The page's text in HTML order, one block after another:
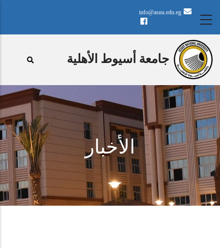
إلى
الرئيسي
info@asnu.edu.eg
جامعة أسيوط الأهلية
الأخبار